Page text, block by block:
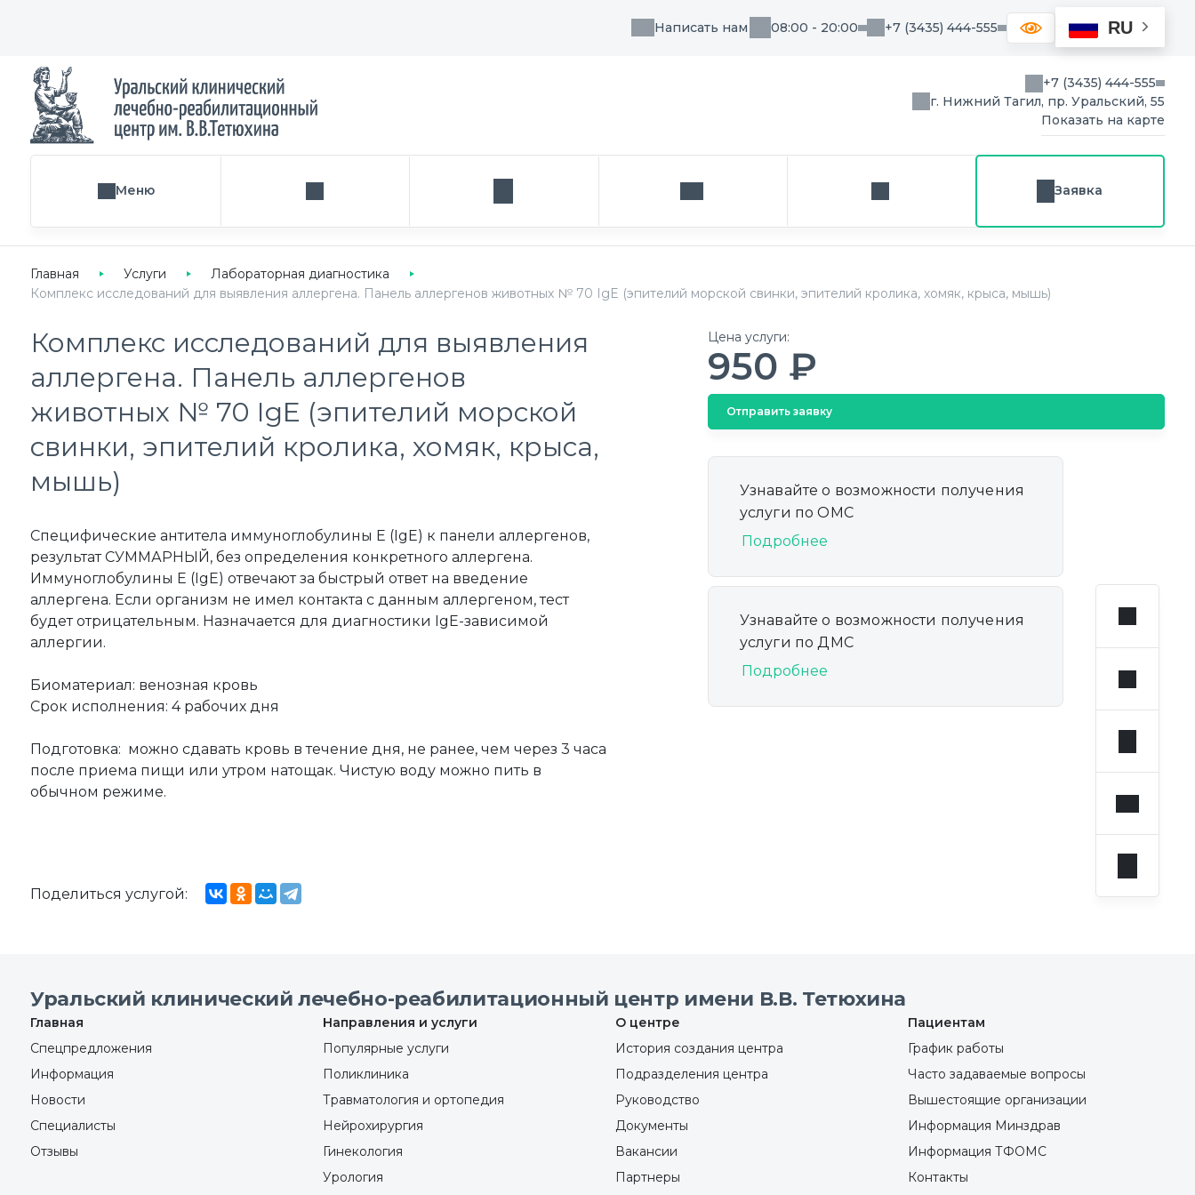
Написать нам 08:00 - 20:00 +7 (3435) 444-555 RU
+7 (3435) 444-555
г. Нижний Тагил, пр. Уральский, 55
Показать на карте
Меню Поиск услуги, направления или врача Написать нам Заказ звонка Заявка
Главная Услуги
Лабораторная диагностика
Комплекс исследований для выявления аллергена. Панель аллергенов животных № 70 IgE (эпителий морской свинки, эпителий кролика, хомяк, крыса, мышь)
Комплекс исследований для выявления
аллергена. Панель аллергенов
животных № 70 IgE (эпителий морской
свинки, эпителий кролика, хомяк, крыса,
мышь)
Специфические антитела иммуноглобулины Е (IgE) к панели аллергенов,
результат СУММАРНЫЙ, без определения конкретного аллергена.
Иммуноглобулины Е (IgE) отвечают за быстрый ответ на введение
аллергена. Если организм не имел контакта с данным аллергеном, тест
будет отрицательным. Назначается для диагностики IgE-зависимой
аллергии.
Биоматериал: венозная кровь
Срок исполнения: 4 рабочих дня
Подготовка: можно сдавать кровь в течение дня, не ранее, чем через 3 часа
после приема пищи или утром натощак. Чистую воду можно пить в
обычном режиме.
Цена услуги:
950 ₽
Отправить заявку
Узнавайте о возможности получения
услуги по ОМС
Подробнее
Узнавайте о возможности получения
услуги по ДМС
Подробнее
Поделиться услугой:
Уральский клинический лечебно-реабилитационный центр имени В.В. Тетюхина
Главная
Спецпредложения
Информация
Новости
Специалисты
Отзывы
Направления и услуги
Популярные услуги
Поликлиника
Травматология и ортопедия
Нейрохирургия
Гинекология
Урология
О центре
История создания центра
Подразделения центра
Руководство
Документы
Вакансии
Партнеры
Пациентам
График работы
Часто задаваемые вопросы
Вышестоящие организации
Информация Минздрав
Информация ТФОМС
Контакты